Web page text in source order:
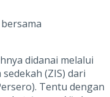
didanai melalui
(ZIS) dari
Tentu dengan